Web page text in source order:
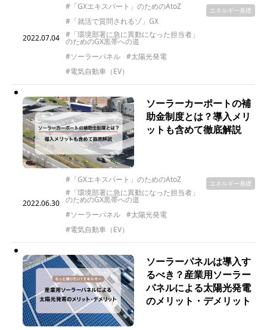
2022.07.04
#「GXエキスパート」のためのAtoZ
#「就活で質問されるゾ」GX
#「環境部署に急に異動になった担当者」
のためのGX黒帯への道
#ソーラーパネル
#太陽光発電
#電気自動車（EV）
エネルギー基礎
ソーラーカーポートの補
助金制度とは？導入メリ
ットも含めて徹底解説
2022.06.30
#「GXエキスパート」のためのAtoZ
#「環境部署に急に異動になった担当者」
のためのGX黒帯への道
#ソーラーパネル
#太陽光発電
#電気自動車（EV）
エネルギー基礎
ソーラーパネルは導入す
るべき？産業用ソーラー
パネルによる太陽光発電
のメリット・デメリット